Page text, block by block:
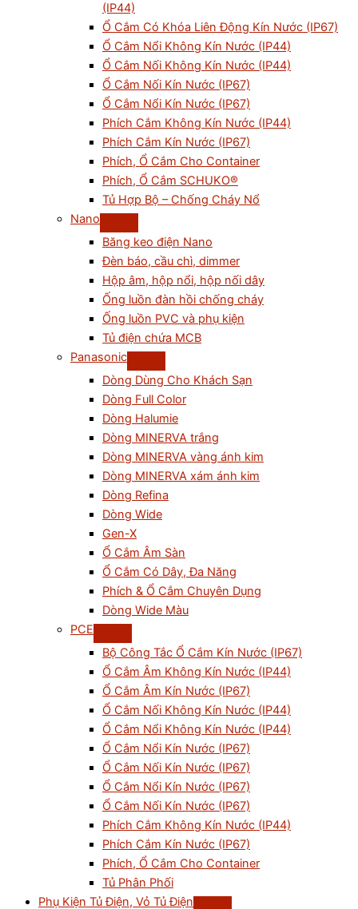
(IP44)
Ổ Cắm Có Khóa Liên Động Kín Nước (IP67)
Ổ Cắm Nổi Không Kín Nước (IP44)
Ổ Cắm Nối Không Kín Nước (IP44)
Ổ Cắm Nối Kín Nước (IP67)
Ổ Cắm Nổi Kín Nước (IP67)
Phích Cắm Không Kín Nước (IP44)
Phích Cắm Kín Nước (IP67)
Phích, Ổ Cắm Cho Container
Phích, Ổ Cắm SCHUKO®
Tủ Hợp Bộ – Chống Cháy Nổ
Nano
Băng keo điện Nano
Đèn báo, cầu chì, dimmer
Hộp âm, hộp nổi, hộp nối dây
Ống luồn đàn hồi chống cháy
Ống luồn PVC và phụ kiện
Tủ điện chứa MCB
Panasonic
Dòng Dùng Cho Khách Sạn
Dòng Full Color
Dòng Halumie
Dòng MINERVA trắng
Dòng MINERVA vàng ánh kim
Dòng MINERVA xám ánh kim
Dòng Refina
Dòng Wide
Gen-X
Ổ Cắm Âm Sàn
Ổ Cắm Có Dây, Đa Năng
Phích & Ổ Cắm Chuyên Dụng
Dòng Wide Màu
PCE
Bộ Công Tắc Ổ Cắm Kín Nước (IP67)
Ổ Cắm Âm Không Kín Nước (IP44)
Ổ Cắm Âm Kín Nước (IP67)
Ổ Cắm Nối Không Kín Nước (IP44)
Ổ Cắm Nổi Không Kín Nước (IP44)
Ổ Cắm Nổi Kín Nước (IP67)
Ổ Cắm Nối Kín Nước (IP67)
Ổ Cắm Nổi Kín Nước (IP67)
Ổ Cắm Nối Kín Nước (IP67)
Phích Cắm Không Kín Nước (IP44)
Phích Cắm Kín Nước (IP67)
Phích, Ổ Cắm Cho Container
Tủ Phân Phối
Phụ Kiện Tủ Điện, Vỏ Tủ Điện